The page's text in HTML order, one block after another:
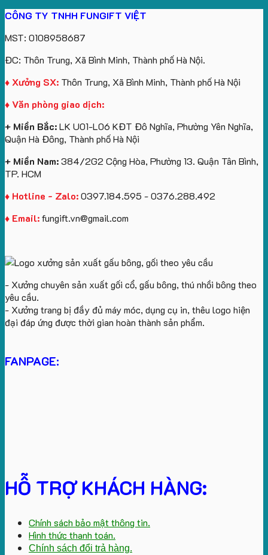
CÔNG TY TNHH FUNGIFT VIỆT
MST: 0108958687
ĐC: Thôn Trung, Xã Bình Minh, Thành phố Hà Nội.
♦ Xưởng SX: Thôn Trung, Xã Bình Minh, Thành phố Hà Nội
♦ Văn phòng giao dịch:
+ Miền Bắc:LK U01-L06 KĐT Đô Nghĩa, Phường Yên Nghĩa,
Quận Hà Đông, Thành phố Hà Nội
+ Miền Nam:384/2G2 Cộng Hòa, Phường 13. Quận Tân Bình,
TP. HCM
♦ Hotline - Zalo:0397.184.595 - 0376.288.492
♦ Email:fungift.vn@gmail.com
- Xưởng chuyên sản xuất gối cổ, gấu bông, thú nhồi bông theo
yêu cầu.
- Xưởng trang bị đầy đủ máy móc, dụng cụ in, thêu logo hiện
đại đáp ứng được thời gian hoàn thành sản phẩm.
FANPAGE:
HỖ TRỢ KHÁCH HÀNG:
Chính sách bảo mật thông tin.
Hình thức thanh toán.
Chính sách đổi trả hàng.